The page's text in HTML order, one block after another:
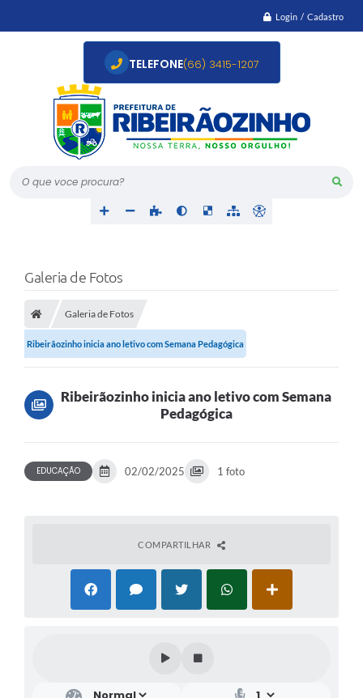
Login / Cadastro
O que voce procura?
TELEFONE(66) 3415-1207
Galeria de Fotos
Galeria de Fotos
Ribeirãozinho inicia ano letivo com Semana Pedagógica
Ribeirãozinho inicia ano letivo com Semana
Pedagógica
EDUCAÇÃO 02/02/2025 1 foto
COMPARTILHAR